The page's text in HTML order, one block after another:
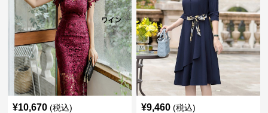
¥10,670 (税込) ¥9,460 (税込)